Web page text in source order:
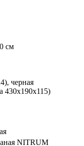
см
черная
430х190х115)
NITRUM